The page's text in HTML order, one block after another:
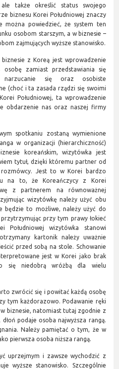
także określić status swojego
biznesu Korei Południowej znaczy
można powiedzieć, że system ten
osobom starszym, a w biznesie –
zajmujących wyższe stanowisko.
z Koreą jest wprowadzenie
zamiast przedstawiania się
narzucanie się oraz osobiste
(choć i ta zasada rządzi się swoimi
Południowej, ta wprowadzenie
obdarzenie nas oraz naszej firmy
spotkaniu zostaną wymienione
w organizacji (hierarchiczność)
koreańskim, wizytówka jest
tytuł, dzięki któremu partner od
Jest to w Korei bardzo
na to, że Koreańczycy z Korei
z partnerem na równoważnej
wizytówkę należy użyć obu
będzie to możliwe, należy użyć do
przy tym prawy łokieć
Południowej wizytówka stanowi
kartonik należy uważnie
przed sobą na stole. Schowanie
jest w Korei jako brak
się niedobrą wróżbą dla wielu
zwrócić się i powitać każdą osobę
tym każdorazowo. Podawanie ręki
biznesie, natomiast tutaj zgodnie z
podaje osoba najwyższa rangą.
Należy pamiętać o tym, że w
pierwsza osoba niższa rangą.
uprzejmym i zawsze wychodzić z
wyższe stanowisko. Szczególnie